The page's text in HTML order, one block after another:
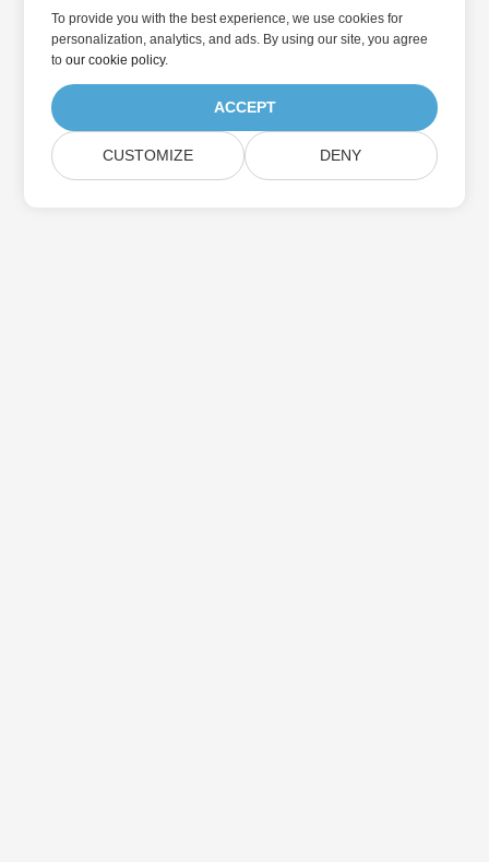
To provide you with the best experience, we use cookies for
personalization, analytics, and ads. By using our site, you agree
toour cookie policy.
ACCEPT
CUSTOMIZE DENY